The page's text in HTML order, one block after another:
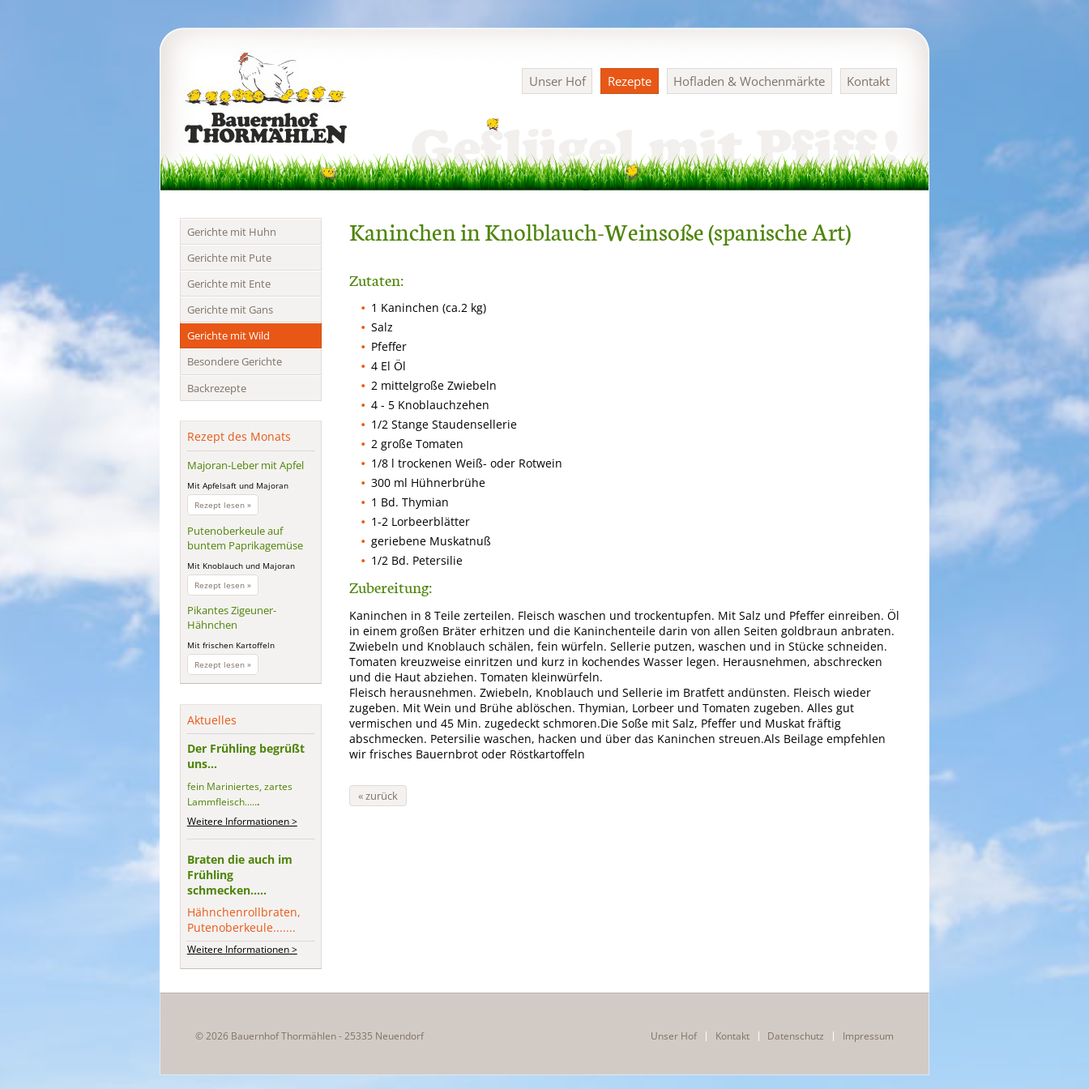
Navigation
überspringen
Unser Hof Rezepte Hofladen & Wochenmärkte Kontakt
Kaninchen in Knolblauch-Weinsoße (spanische Art)
Zutaten:
1 Kaninchen (ca.2 kg)
Salz
Pfeffer
4 El Öl
2 mittelgroße Zwiebeln
4 - 5 Knoblauchzehen
1/2 Stange Staudensellerie
2 große Tomaten
1/8 l trockenen Weiß- oder Rotwein
300 ml Hühnerbrühe
1 Bd. Thymian
1-2 Lorbeerblätter
geriebene Muskatnuß
1/2 Bd. Petersilie
Zubereitung:
Kaninchen in 8 Teile zerteilen. Fleisch waschen und trockentupfen. Mit Salz und Pfeffer einreiben. Öl
in einem großen Bräter erhitzen und die Kaninchenteile darin von allen Seiten goldbraun anbraten.
Zwiebeln und Knoblauch schälen, fein würfeln. Sellerie putzen, waschen und in Stücke schneiden.
Tomaten kreuzweise einritzen und kurz in kochendes Wasser legen. Herausnehmen, abschrecken
und die Haut abziehen. Tomaten kleinwürfeln.
Fleisch herausnehmen. Zwiebeln, Knoblauch und Sellerie im Bratfett andünsten. Fleisch wieder
zugeben. Mit Wein und Brühe ablöschen. Thymian, Lorbeer und Tomaten zugeben. Alles gut
vermischen und 45 Min. zugedeckt schmoren.Die Soße mit Salz, Pfeffer und Muskat fräftig
abschmecken. Petersilie waschen, hacken und über das Kaninchen streuen.Als Beilage empfehlen
wir frisches Bauernbrot oder Röstkartoffeln
« zurück
Navigation
überspringen
Gerichte mit Huhn
Gerichte mit Pute
Gerichte mit Ente
Gerichte mit Gans
Gerichte mit Wild
Besondere Gerichte
Backrezepte
Rezept des Monats
Majoran-Leber mit Apfel
Mit Apfelsaft und Majoran
Rezept lesen »Majoran-
Leber
mit
Apfel
Putenoberkeule auf
buntem Paprikagemüse
Mit Knoblauch und Majoran
Rezept lesen »Putenoberkeule
auf
Paprikagemüse
Pikantes Zigeuner-
Hähnchen
Mit frischen Kartoffeln
Rezept lesen »Pikantes
Zigeuner-
Hähnchen
Aktuelles
Der Frühling begrüßt
uns...
fein Mariniertes, zartes
Lammfleisch......
Weitere Informationen >
Braten die auch im
Frühling
schmecken.....
Hähnchenrollbraten,
Putenoberkeule.......
Weitere Informationen >
© 2026 Bauernhof Thormählen - 25335 Neuendorf Navigation
Unser Hof Kontakt Datenschutz Impressum